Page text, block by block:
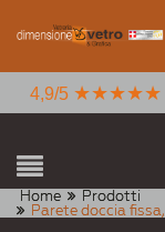
4,9/5 ★★★★★
Home
Prodotti
Parete doccia